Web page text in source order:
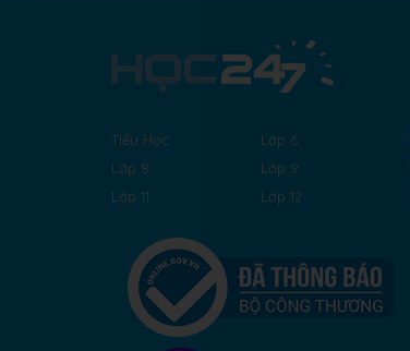
Tiểu Học Lớp 6
Lớp 8
Lớp 9
Lớp 11
Lớp 12